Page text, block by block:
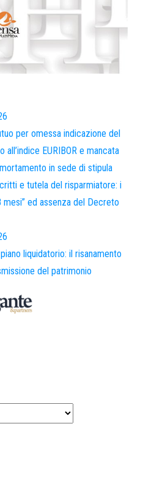
per omessa indicazione del
EURIBOR e mancata
in sede di stipula
e tutela del risparmiatore: i
mesi” ed assenza del Decreto
liquidatorio: il risanamento
del patrimonio